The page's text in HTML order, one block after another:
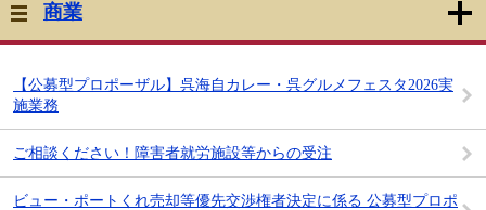
商業
【公募型プロポーザル】呉海自カレー・呉グルメフェスタ2026実
施業務
ご相談ください！障害者就労施設等からの受注
ビュー・ポートくれ売却等優先交渉権者決定に係る 公募型プロポ